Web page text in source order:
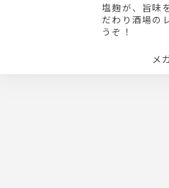
塩麹が、旨味
だわり酒場の
うぞ！
メ